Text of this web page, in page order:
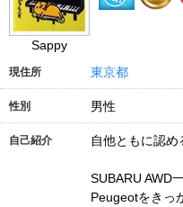
Sappy
現住所 東京都
性別 男性
自己紹介 自他ともに認め
SUBARU AWD
Peugeotをきっ